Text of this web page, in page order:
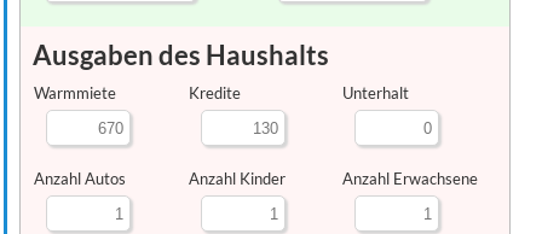
Ausgaben des Haushalts
Warmmiete Kredite Unterhalt
Anzahl Autos Anzahl Kinder Anzahl Erwachsene